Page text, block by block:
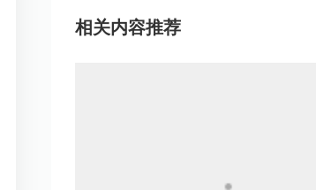
相关内容推荐